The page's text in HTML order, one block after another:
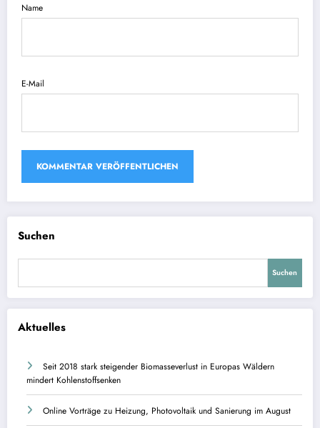
Name
E-Mail
Suchen
Suchen
Aktuelles
Seit 2018 stark steigender Biomasseverlust in Europas Wäldern
mindert Kohlenstoffsenken
Online Vorträge zu Heizung, Photovoltaik und Sanierung im August